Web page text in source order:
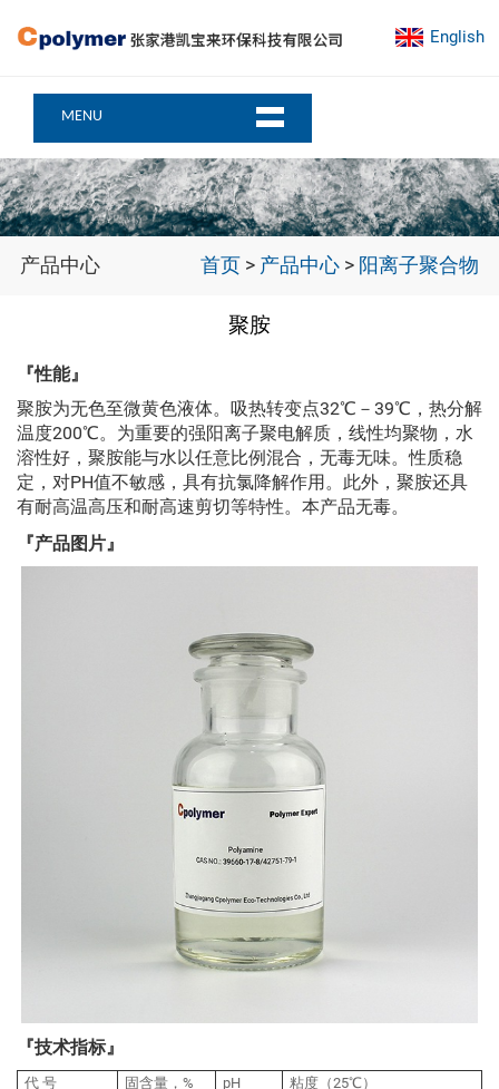
English
MENU
产品中心 首页 > 产品中心 > 阳离子聚合物
聚胺
『性能』
聚胺为无色至微黄色液体。吸热转变点32℃－39℃，热分解
温度200℃。为重要的强阳离子聚电解质，线性均聚物，水
溶性好，聚胺能与水以任意比例混合，无毒无味。性质稳
定，对PH值不敏感，具有抗氯降解作用。此外，聚胺还具
有耐高温高压和耐高速剪切等特性。本产品无毒。
『产品图片』
『技术指标』
代 号 固含量，% pH
粘度（25℃）